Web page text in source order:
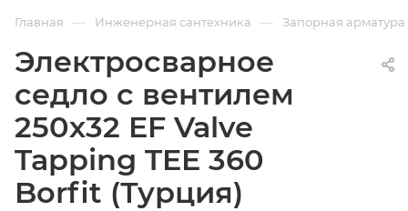
Главная — Инженерная сантехника — Запорная арматура
Электросварное
седло с вентилем
250х32 EF Valve
Tapping TEE 360
Borfit (Турция)